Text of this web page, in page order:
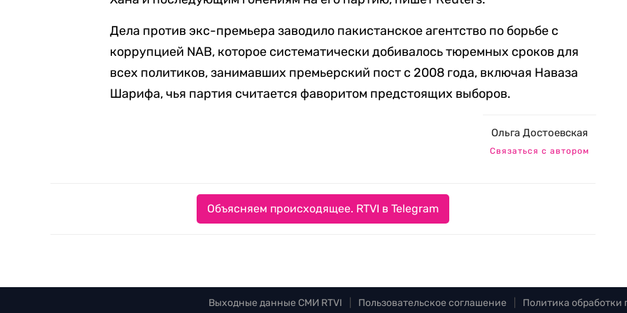
Дела против экс-премьера заводило пакистанское агентство по борьбе с
коррупцией NAB, которое систематически добивалось тюремных сроков для
всех политиков, занимавших премьерский пост с 2008 года, включая Наваза
Шарифа, чья партия считается фаворитом предстоящих выборов.
Ольга Достоевская
Связаться с автором
Объясняем происходящее. RTVI в Telegram
Выходные данные СМИ RTVI Пользовательское соглашение Политика